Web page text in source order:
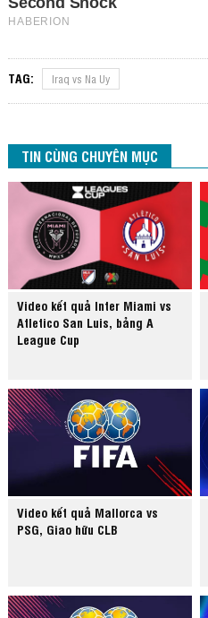
TAG: Iraq vs Na Uy
TIN CÙNG CHUYÊN MỤC
Video kết quả Inter Miami vs
Atletico San Luis, bảng A
League Cup
Video kết quả Mallorca vs
PSG, Giao hữu CLB